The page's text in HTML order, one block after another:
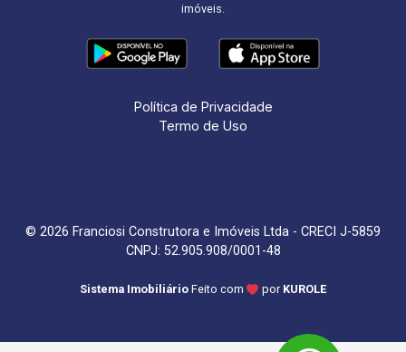
imóveis.
Política de Privacidade
Termo de Uso
© 2026 Franciosi Construtora e Imóveis Ltda - CRECI J-5859
CNPJ: 52.905.908/0001-48
Sistema Imobiliário Feito com por KUROLE